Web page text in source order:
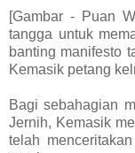
[Gambar - Puan
tangga untuk
banting manifesto
Kemasik petang
Bagi sebahagian
Jernih, Kemasik
telah